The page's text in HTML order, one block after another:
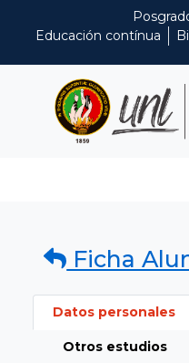
Educación contínua
Ficha
Datos personales
Otros estudios